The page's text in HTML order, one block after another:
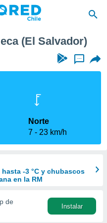
(El Salvador)
...
Norte
7
23 km/h
-3 °C y chubascos
en la RM
de
Instalar